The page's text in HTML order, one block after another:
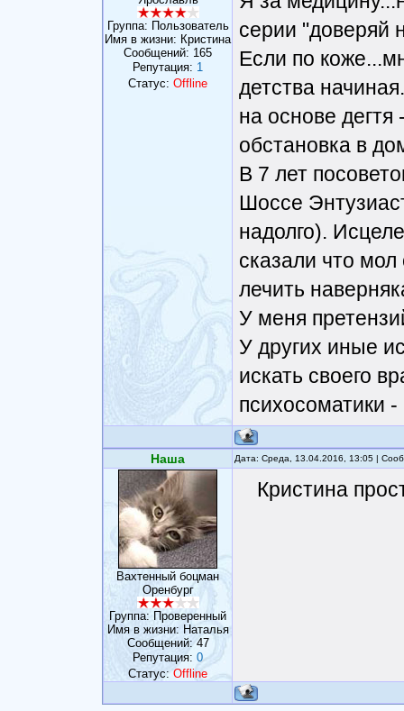
Группа: Пользователь
Имя в жизни: Кристина
Сообщений: 165
Репутация: 1
Статус: Offline
серии "доверяй
Если по
детства
на основе
обстановка в
В 7 лет
Шоссе
надолго).
сказали что
лечить
У меня
У других иные
искать своего
психосоматики
Наша Дата: Среда, 13.04.2016, 13:05 |
Вахтенный боцман
Оренбург
Группа: Проверенный
Имя в жизни: Наталья
Сообщений:47
Репутация: 0
Статус:Offline
Кристина